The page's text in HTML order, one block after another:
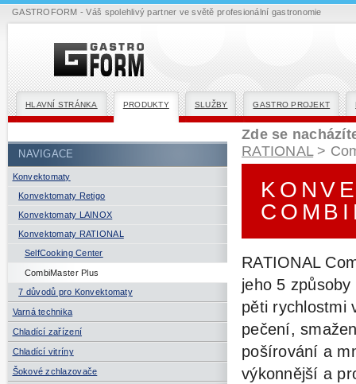
HLAVNÍ STRÁNKA PRODUKTY SLUŽBY GASTRO PROJEKT
NAVIGACE
Konvektomaty
Konvektomaty Retigo
Konvektomaty LAINOX
Konvektomaty RATIONAL
SelfCooking Center
CombiMaster Plus
7 důvodů pro Konvektomaty
Varná technika
Chladící zařízení
Chladící vitríny
Šokové zchlazovače
Zde se
RATIONAL>
RATIONAL
jeho 5
pěti rychlostmi
pečení,
pošírování a
výkonnější a
GASTROFORM - Váš spolehlivý partner ve světě profesionální gastronomie